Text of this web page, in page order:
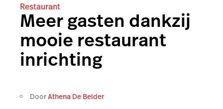
Restaurant
Meer gasten dankzij
mooie restaurant
inrichting
DoorAthena De Belder